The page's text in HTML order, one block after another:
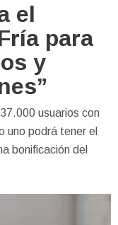
el
para
y
usuarios con
uno podrá tener el
bonificación del